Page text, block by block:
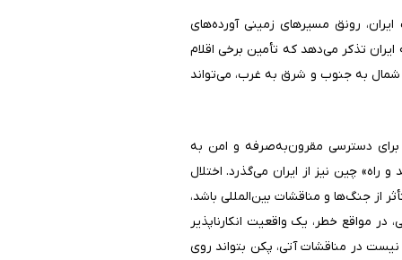
رونق مسیرهای زمینی آورده‌های
تذکر می‌دهد که تأمین برخی اقلام
از شمال به جنوب و شرق به غرب، می‌تواند
برای دسترسی مقرون‌به‌صرفه و امن به
چین نیز از ایران می‌گذرد. اختلال
از جنگ‌ها و مناقشات بین‌المللی باشد،
در مواقع خطر، یک واقعیت انکارناپذیر
در مناقشات آتی، پکن بتواند روی